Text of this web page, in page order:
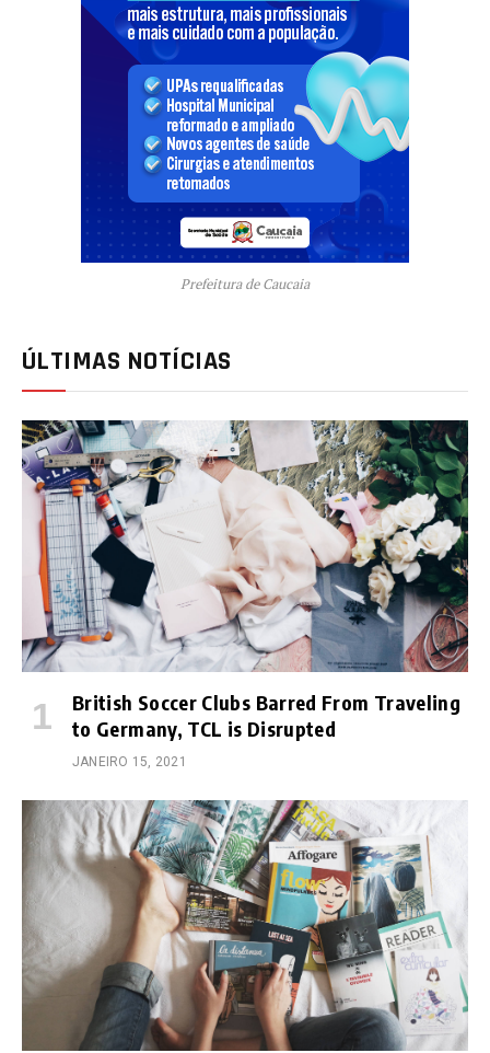
Prefeitura de Caucaia
ÚLTIMAS NOTÍCIAS
British Soccer Clubs Barred From Traveling
to Germany, TCL is Disrupted
JANEIRO 15, 2021